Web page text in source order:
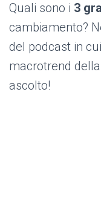
Quali sono i 3
cambiamento?
del podcast in
macrotrend
ascolto!